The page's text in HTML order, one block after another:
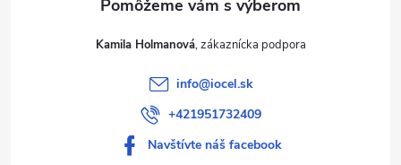
Kamila Holmanová
info@iocel.sk
+421951732409
Navštívte náš facebook